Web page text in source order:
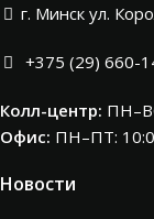
г. Минск ул.
+375 (29) 660-
Колл-центр:
Офис: ПН–ПТ:
Новости